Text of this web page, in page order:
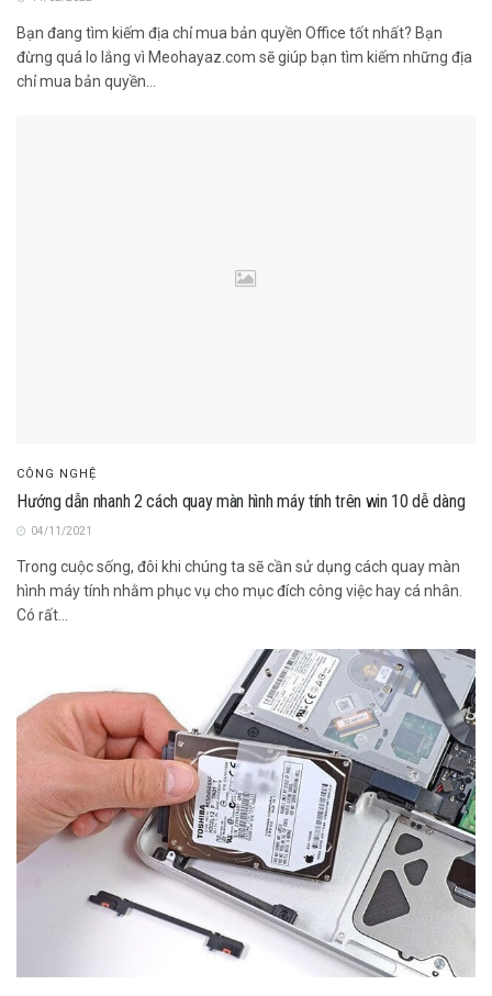
Bạn đang tìm kiếm địa chỉ mua bản quyền Office tốt nhất? Bạn
đừng quá lo lắng vì Meohayaz.com sẽ giúp bạn tìm kiếm những địa
chỉ mua bản quyền...
CÔNG NGHỆ
Hướng dẫn nhanh 2 cách quay màn hình máy tính trên win 10 dễ dàng
04/11/2021
Trong cuộc sống, đôi khi chúng ta sẽ cần sử dụng cách quay màn
hình máy tính nhằm phục vụ cho mục đích công việc hay cá nhân.
Có rất...